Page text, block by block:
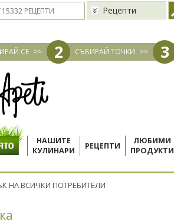
Рецепти
СЕ >> 2 СЪБИРАЙ ТОЧКИ >> 3
НАШИТЕ
КУЛИНАРИ
РЕЦЕПТИ
ЛЮБИМИ
ПРОДУКТИ
НА ВСИЧКИ ПОТРЕБИТЕЛИ